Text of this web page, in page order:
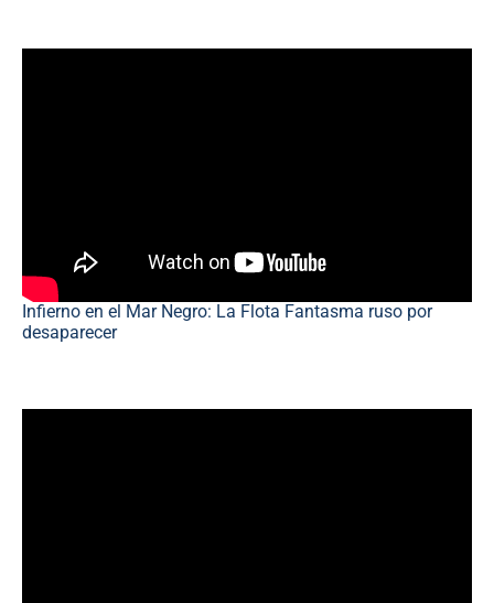
Infierno en el Mar Negro: La Flota Fantasma ruso por
desaparecer